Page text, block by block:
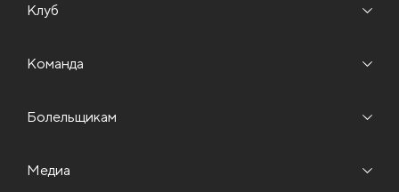
Клуб
Команда
Болельщикам
Медиа